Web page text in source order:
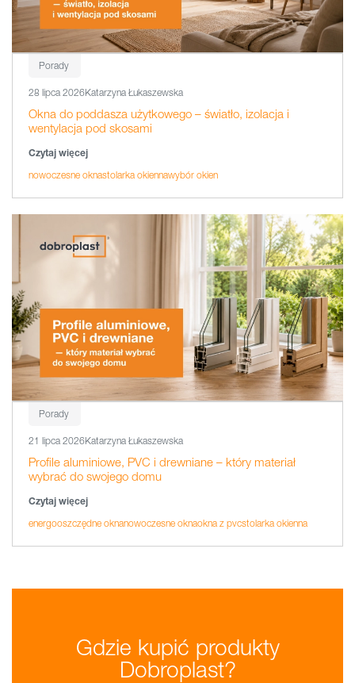
Porady
28 lipca 2026Katarzyna Łukaszewska
Okna do poddasza użytkowego – światło, izolacja i
wentylacja pod skosami
Czytaj więcej
nowoczesne oknastolarka okiennawybór okien
Porady
21 lipca 2026Katarzyna Łukaszewska
Profile aluminiowe, PVC i drewniane – który materiał
wybrać do swojego domu
Czytaj więcej
energooszczędne oknanowoczesne oknaokna z pvcstolarka okienna
Gdzie kupić produkty
Dobroplast?